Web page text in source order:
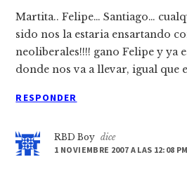
Martita.. Felipe… Santiago…
sido nos la estaria ensartando
neoliberales!!!! gano Felipe y ya
donde nos va a llevar, igual que
RESPONDER
RBD Boy dice
1 NOVIEMBRE 2007 A LAS 12:08 PM